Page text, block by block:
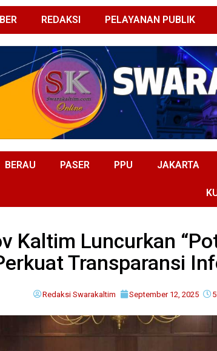
REDAKSI PELAYANAN PUBLIK
BERAU PASER PPU JAKARTA
Kaltim Luncurkan
Transparansi
Redaksi Swarakaltim September 12, 2025